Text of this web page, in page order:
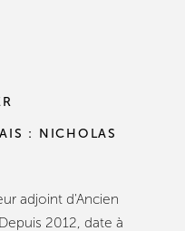
: NICHOLAS
adjoint d'Ancien
2012, date à